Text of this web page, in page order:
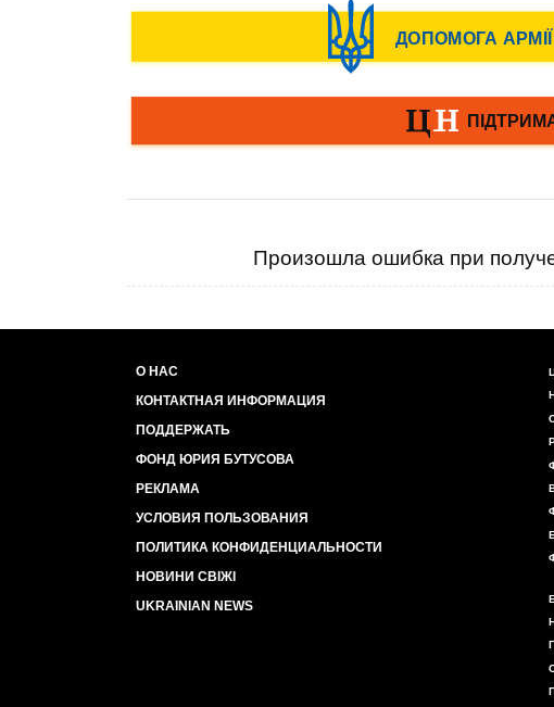
Произошла ошибка при
О НАС
КОНТАКТНАЯ ИНФОРМАЦИЯ
ПОДДЕРЖАТЬ
ФОНД ЮРИЯ БУТУСОВА
РЕКЛАМА
УСЛОВИЯ ПОЛЬЗОВАНИЯ
ПОЛИТИКА КОНФИДЕНЦИАЛЬНОСТИ
НОВИНИ СВІЖІ
UKRAINIAN NEWS